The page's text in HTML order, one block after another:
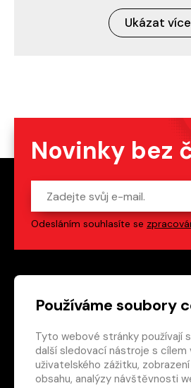
Používáme soubory
Tyto webové stránky používají
další sledovací nástroje s cílem
uživatelského zážitku,
obsahu, analýzy návštěvnosti
Ukázat více
Novinky bez
Odesláním souhlasíte se
Patička webu
Vedlejší navigace
redakce@crew.cz
Ochrana soukromí
Nastavení cookies